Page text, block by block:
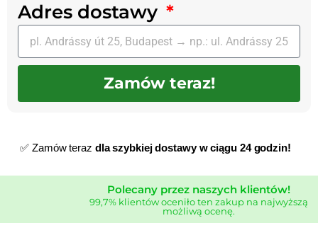
Adres dostawy
Zamów teraz!
✅ Zamów teraz dla szybkiej dostawy w ciągu 24 godzin!
Polecany przez naszych klientów!
99,7% klientów oceniło ten zakup na najwyższą
możliwą ocenę.